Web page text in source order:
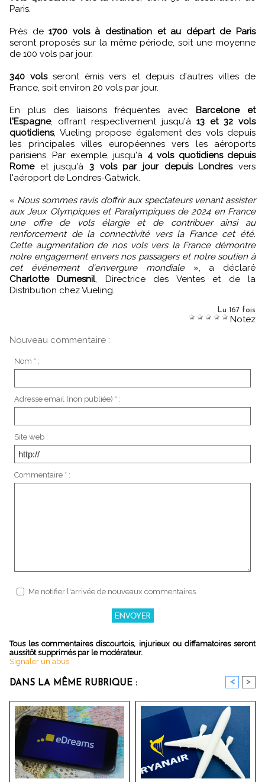
Paris.
Près de1700 vols à destination et au départ de Paris
seront proposés sur la même période, soit une moyenne
de 100 vols par jour.
340 volsseront émis vers et depuis d'autres villes de
France, soit environ 20 vols par jour.
En plus des liaisons fréquentes avec Barcelone et
l'Espagne, offrant respectivement jusqu'à 13 et 32 vols
quotidiens, Vueling propose également des vols depuis
les principales villes européennes vers les aéroports
parisiens. Par exemple, jusqu'à 4 vols quotidiens depuis
Romeet jusqu'à 3 vols par jour depuis Londresvers
l'aéroport de Londres-Gatwick.
« Nous sommes ravis d’offrir aux spectateurs venant assister
aux Jeux Olympiques et Paralympiques de 2024 en France
une offre de vols élargie et de contribuer ainsi au
renforcement de la connectivité vers la France cet été.
Cette augmentation de nos vols vers la France démontre
notre engagement envers nos passagers et notre soutien à
cet événement d'envergure mondiale », a déclaré
Charlotte Dumesnil, Directrice des Ventes et de la
Distribution chez Vueling.
Lu 167 fois
Notez
Nouveau commentaire :
Nom * :
Adresse email (non publiée) * :
Site web :
Commentaire * :
Me notifier l'arrivée de nouveaux commentaires
Tous les commentaires discourtois, injurieux ou diffamatoires seront
aussitôt supprimés par le modérateur.
Signaler un abus
DANS LA MÊME RUBRIQUE : < >